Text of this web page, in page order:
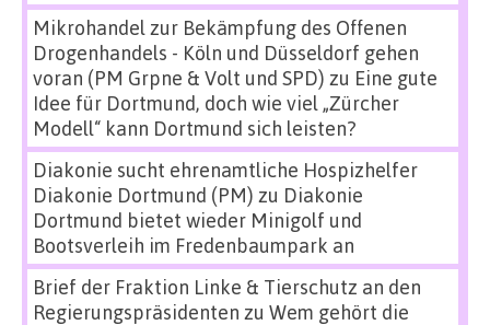
Mikrohandel zur Bekämpfung des Offenen
Drogenhandels - Köln und Düsseldorf gehen
voran (PM Grpne & Volt und SPD) zu Eine gute
Idee für Dortmund, doch wie viel „Zürcher
Modell“ kann Dortmund sich leisten?
Diakonie sucht ehrenamtliche Hospizhelfer
Diakonie Dortmund (PM) zu Diakonie
Dortmund bietet wieder Minigolf und
Bootsverleih im Fredenbaumpark an
Brief der Fraktion Linke & Tierschutz an den
Regierungspräsidenten zu Wem gehört die